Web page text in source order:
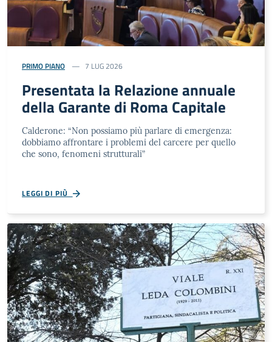
PRIMO PIANO 7 LUG 2026
Presentata la Relazione annuale
della Garante di Roma Capitale
Calderone: “Non possiamo più parlare di emergenza:
dobbiamo affrontare i problemi del carcere per quello
che sono, fenomeni strutturali”
LEGGI DI PIÙ